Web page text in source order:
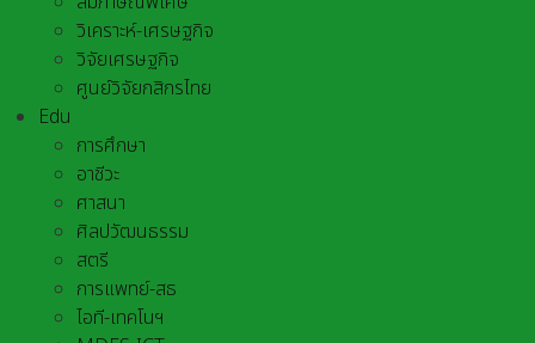
วิเคราะห์-เศรษฐกิจ
วิจัยเศรษฐกิจ
ศูนย์วิจัยกสิกรไทย
Edu
การศึกษา
อาชีวะ
ศาสนา
ศิลปวัฒนธรรม
สตรี
การแพทย์-สธ
ไอที-เทคโนฯ